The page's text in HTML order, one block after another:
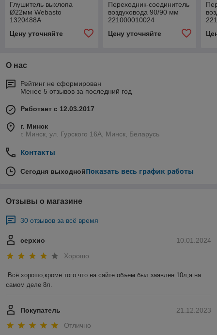
Глушитель выхлопа
Ø22мм Webasto
1320488A
Цену уточняйте
Переходник-соединитель
воздуховода 90/90 мм
221000010024
Цену уточняйте
О нас
Рейтинг не сформирован
Менее 5 отзывов за последний год
Работает с 12.03.2017
г. Минск
г. Минск, ул. Гурского 16А, Минск, Беларусь
Контакты
Сегодня выходнойПоказать весь график работы
Отзывы о магазине
30 отзывов за всё время
10.01.2024
серхио
Хорошо
Всё хорошо,кроме того что на сайте объем был заявлен 10л,а на
самом деле 8л.
21.12.2023
Покупатель
Отлично